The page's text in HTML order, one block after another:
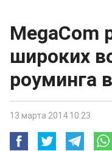
MegaCom
широких
роуминга
13 марта 2014 10:23